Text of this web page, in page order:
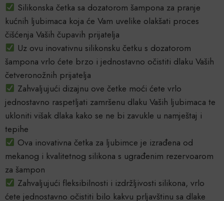
Silikonska četka sa dozatorom šampona za pranje
kućnih ljubimaca koja će Vam uvelike olakšati proces
čišćenja Vaših čupavih prijatelja
Uz ovu inovativnu silikonsku četku s dozatorom
šampona vrlo ćete brzo i jednostavno očistiti dlaku Vaših
četveronožnih prijatelja
Zahvaljujući dizajnu ove četke moći ćete vrlo
jednostavno raspetljati zamršenu dlaku Vaših ljubimaca te
ukloniti višak dlaka kako se ne bi zavukle u namještaj i
tepihe
Ova inovativna četka za ljubimce je izrađena od
mekanog i kvalitetnog silikona s ugrađenim rezervoarom
za šampon
Zahvaljujući fleksibilnosti i izdržljivosti silikona, vrlo
ćete jednostavno očistiti bilo kakvu prljavštinu sa dlake